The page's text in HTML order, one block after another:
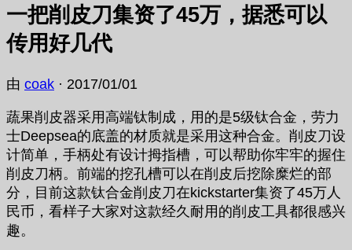
一把削皮刀集资了45万，据悉可以
传用好几代
由 coak · 2017/01/01
蔬果削皮器采用高端钛制成，用的是5级钛合金，劳力
士Deepsea的底盖的材质就是采用这种合金。削皮刀设
计简单，手柄处有设计拇指槽，可以帮助你牢牢的握住
削皮刀柄。前端的挖孔槽可以在削皮后挖除糜烂的部
分，目前这款钛合金削皮刀在kickstarter集资了45万人
民币，看样子大家对这款经久耐用的削皮工具都很感兴
趣。